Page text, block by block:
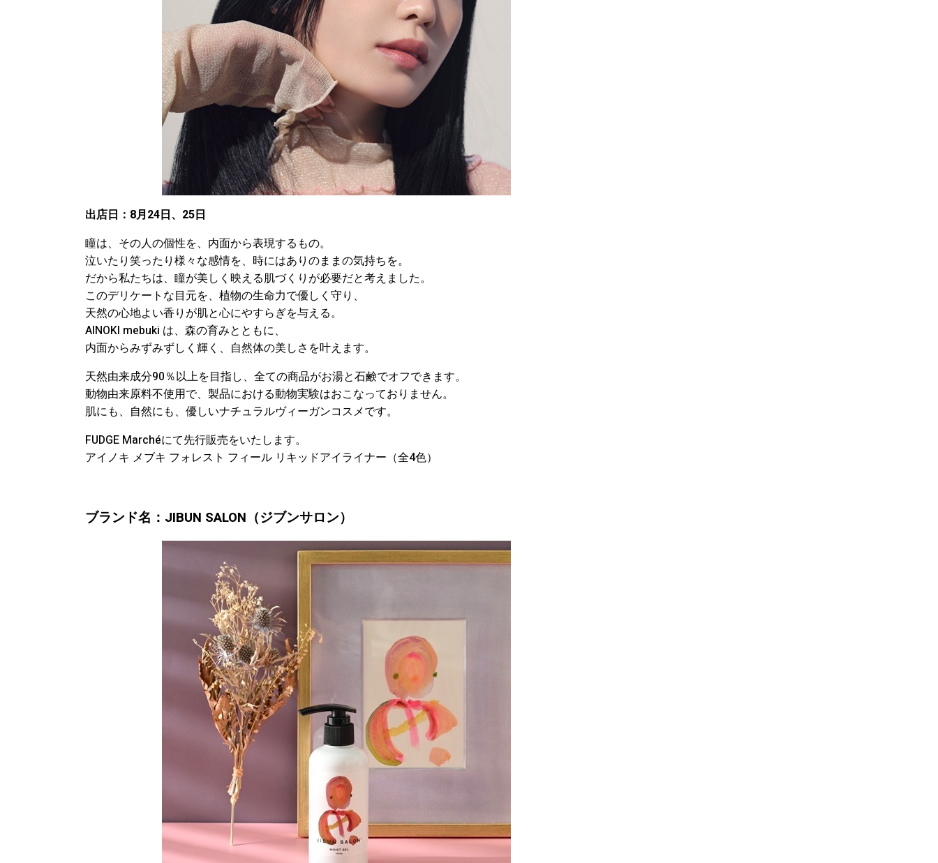
出店日：8月24日、25日
瞳は、その人の個性を、内面から表現するもの。
泣いたり笑ったり様々な感情を、時にはありのままの気持ちを。
だから私たちは、瞳が美しく映える肌づくりが必要だと考えました。
このデリケートな目元を、植物の生命力で優しく守り、
天然の心地よい香りが肌と心にやすらぎを与える。
AINOKI mebuki は、森の育みとともに、
内面からみずみずしく輝く、自然体の美しさを叶えます。
天然由来成分90％以上を目指し、全ての商品がお湯と石鹸でオフできます。
動物由来原料不使用で、製品における動物実験はおこなっておりません。
肌にも、自然にも、優しいナチュラルヴィーガンコスメです。
FUDGE Marchéにて先行販売をいたします。
アイノキ メブキ フォレスト フィール リキッドアイライナー（全4色）
ブランド名：JIBUN SALON（ジブンサロン）